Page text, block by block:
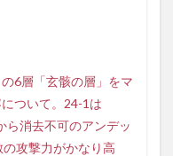
6層「玄骸の層」をマ
ついて。24-1は
ら消去不可のアンデッ
攻撃力がかなり高